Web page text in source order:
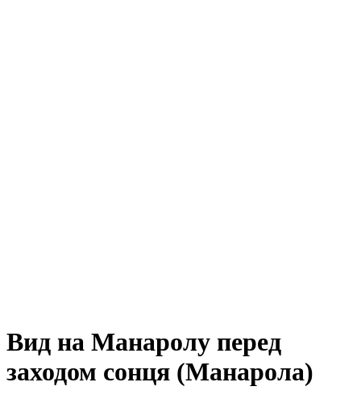
Вид на Манаролу перед
заходом сонця (Манарола)